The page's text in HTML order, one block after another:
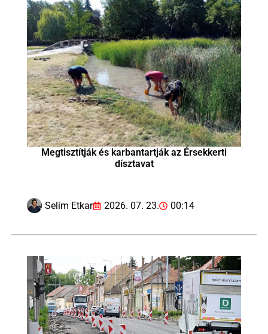
Megtisztítják és karbantartják az Érsekkerti
dísztavat
Selim Etkar 2026. 07. 23. 00:14